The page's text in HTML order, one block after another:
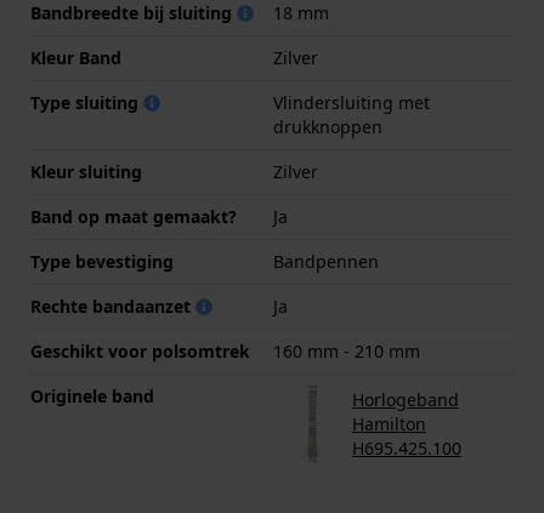
Bandbreedte bij sluiting
18 mm
Kleur Band
Zilver
Type sluiting
Vlindersluiting met
drukknoppen
Kleur sluiting
Zilver
Band op maat gemaakt?
Ja
Type bevestiging
Bandpennen
Rechte bandaanzet
Ja
Geschikt voor polsomtrek
160 mm - 210 mm
Originele band
Horlogeband
Hamilton
H695.425.100